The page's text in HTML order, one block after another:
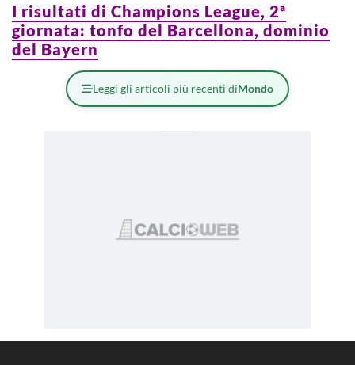
I risultati di Champions League, 2ª
giornata: tonfo del Barcellona, dominio
del Bayern
Leggi gli articoli più recenti diMondo